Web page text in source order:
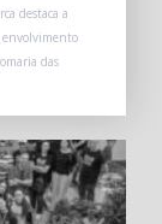
destaca a
envolvimento
das